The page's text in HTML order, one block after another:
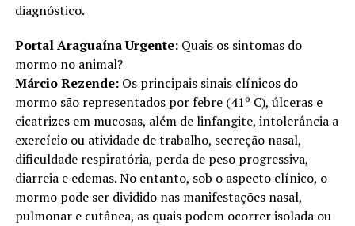
diagnóstico.
Portal Araguaína Urgente:Quais os sintomas do
mormo no animal?
Márcio Rezende:Os principais sinais clínicos do
mormo são representados por febre (41º C), úlceras e
cicatrizes em mucosas, além de linfangite, intolerância a
exercício ou atividade de trabalho, secreção nasal,
dificuldade respiratória, perda de peso progressiva,
diarreia e edemas. No entanto, sob o aspecto clínico, o
mormo pode ser dividido nas manifestações nasal,
pulmonar e cutânea, as quais podem ocorrer isolada ou